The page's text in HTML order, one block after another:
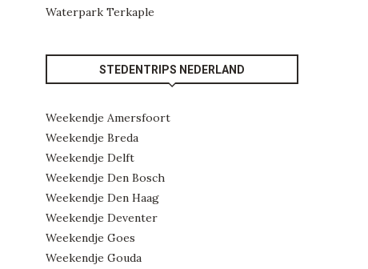
Waterpark Terkaple
STEDENTRIPS NEDERLAND
Weekendje Amersfoort
Weekendje Breda
Weekendje Delft
Weekendje Den Bosch
Weekendje Den Haag
Weekendje Deventer
Weekendje Goes
Weekendje Gouda